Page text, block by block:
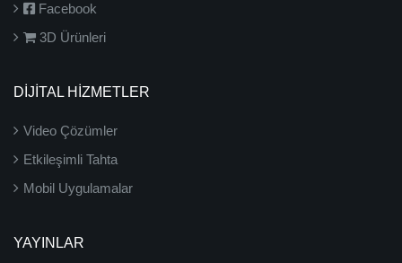
Facebook
3D Ürünleri
DİJİTAL HİZMETLER
Video Çözümler
Etkileşimli Tahta
Mobil Uygulamalar
YAYINLAR